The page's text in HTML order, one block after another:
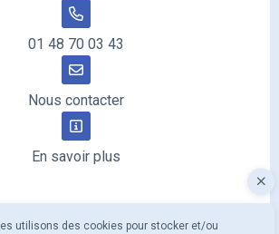
Prendre RDV
01 48 70 03 43
Nous contacter
En savoir plus
utilisons des cookies pour stocker et/ou